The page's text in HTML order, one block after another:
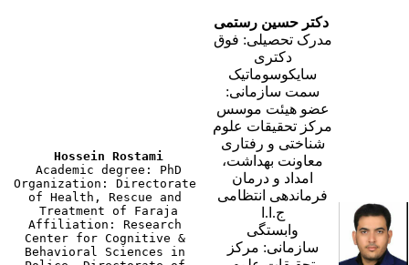
دکتر حسین رستمی
مدرک تحصیلی: فوق
دکتری
سایکوسوماتیک
سمت سازمانی:
عضو هیئت موسس
مرکز تحقیقات علوم
شناختی و رفتاری
معاونت بهداشت،
امداد و درمان
فرماندهی انتظامی
ج.ا.ا
وابستگی
سازمانی: مرکز
Hossein Rostami
Academic degree: PhD
Organization: Directorate
of Health, Rescue and
Treatment of Faraja
Affiliation: Research
Center for Cognitive &
Behavioral Sciences in